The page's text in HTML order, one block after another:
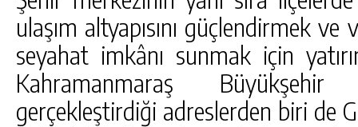
ulaşım altyapısını güçlendirmek
seyahat imkânı sunmak için
Kahramanmaraş Büyükşehir
gerçekleştirdiği adreslerden biri de
GÜNLÜK HABER AKIŞI
GÖKSUN HAFIZLIK KIZ KUR’AN KURSU
ÖĞRENCILERINE DARENDE GEZISI.